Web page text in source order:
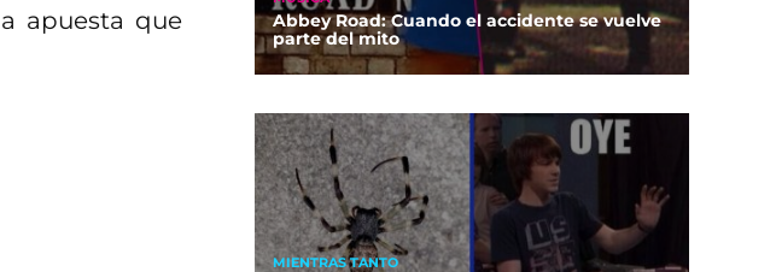
apuesta que
Abbey Road: Cuando el accidente se vuelve
parte del mito
MIENTRAS TANTO